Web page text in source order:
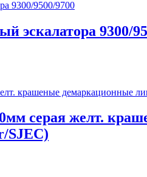
эскалатора 9300/
серая желт.
SJEC)